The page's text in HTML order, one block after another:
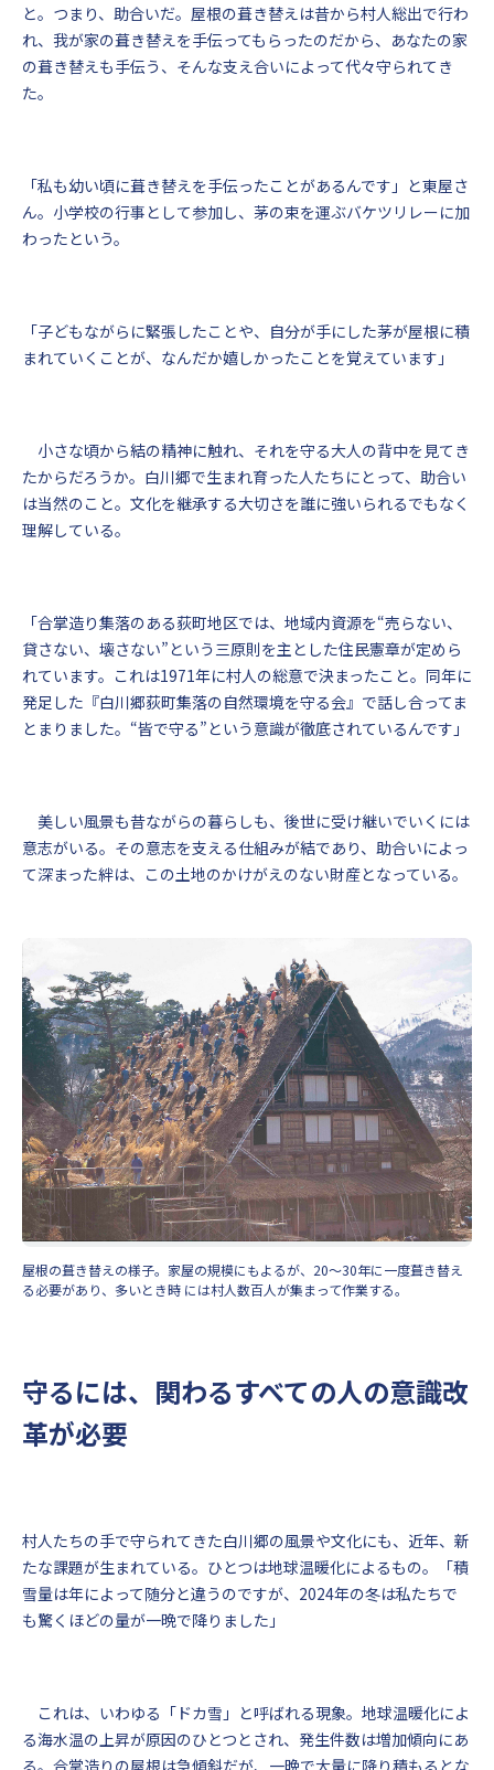
と。つまり、助合いだ。屋根の葺き替えは昔から村人総出で行わ
れ、我が家の葺き替えを手伝ってもらったのだから、あなたの家
の葺き替えも手伝う、そんな支え合いによって代々守られてき
た。
「私も幼い頃に葺き替えを手伝ったことがあるんです」と東屋さ
ん。小学校の行事として参加し、茅の束を運ぶバケツリレーに加
わったという。
「子どもながらに緊張したことや、自分が手にした茅が屋根に積
まれていくことが、なんだか嬉しかったことを覚えています」
小さな頃から結の精神に触れ、それを守る大人の背中を見てき
たからだろうか。白川郷で生まれ育った人たちにとって、助合い
は当然のこと。文化を継承する大切さを誰に強いられるでもなく
理解している。
「合掌造り集落のある荻町地区では、地域内資源を“売らない、
貸さない、壊さない”という三原則を主とした住民憲章が定めら
れています。これは1971年に村人の総意で決まったこと。同年に
発足した『白川郷荻町集落の自然環境を守る会』で話し合ってま
とまりました。“皆で守る”という意識が徹底されているんです」
美しい風景も昔ながらの暮らしも、後世に受け継いでいくには
意志がいる。その意志を支える仕組みが結であり、助合いによっ
て深まった絆は、この土地のかけがえのない財産となっている。
屋根の葺き替えの様子。家屋の規模にもよるが、20〜30年に一度葺き替え
る必要があり、多いとき時 には村人数百人が集まって作業する。
守るには、関わるすべての人の意識改
革が必要
村人たちの手で守られてきた白川郷の風景や文化にも、近年、新
たな課題が生まれている。ひとつは地球温暖化によるもの。「積
雪量は年によって随分と違うのですが、2024年の冬は私たちで
も驚くほどの量が一晩で降りました」
これは、いわゆる「ドカ雪」と呼ばれる現象。地球温暖化によ
る海水温の上昇が原因のひとつとされ、発生件数は増加傾向にあ
る。合掌造りの屋根は急傾斜だが、一晩で大量に降り積もるとな